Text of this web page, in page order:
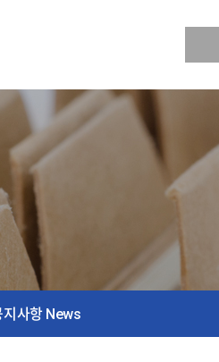
사항 News